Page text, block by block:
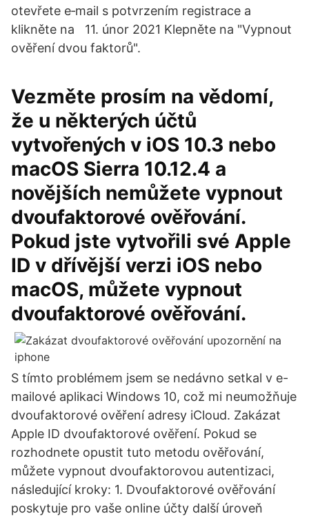
otevřete e‑mail s potvrzením registrace a
klikněte na 11. únor 2021 Klepněte na "Vypnout
ověření dvou faktorů".
Vezměte prosím na vědomí,
že u některých účtů
vytvořených v iOS 10.3 nebo
macOS Sierra 10.12.4 a
novějších nemůžete vypnout
dvoufaktorové ověřování.
Pokud jste vytvořili své Apple
ID v dřívější verzi iOS nebo
macOS, můžete vypnout
dvoufaktorové ověřování.
S tímto problémem jsem se nedávno setkal v e-
mailové aplikaci Windows 10, což mi neumožňuje
dvoufaktorové ověření adresy iCloud. Zakázat
Apple ID dvoufaktorové ověření. Pokud se
rozhodnete opustit tuto metodu ověřování,
můžete vypnout dvoufaktorovou autentizaci,
následující kroky: 1. Dvoufaktorové ověřování
poskytuje pro vaše online účty další úroveň